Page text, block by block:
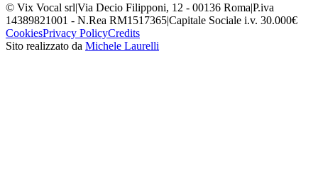
© Vix Vocal srl|Via Decio Filipponi, 12 - 00136 Roma|P.iva
14389821001 - N.Rea RM1517365|Capitale Sociale i.v. 30.000€
CookiesPrivacy PolicyCredits
Sito realizzato da Michele Laurelli